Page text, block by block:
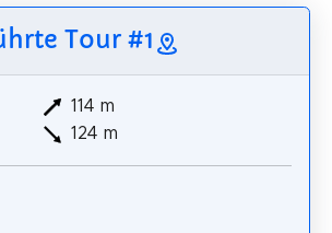
Tour #1
114 m
124 m